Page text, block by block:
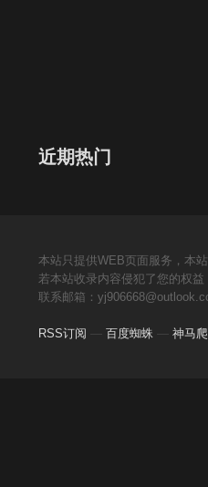
近期热门
本站只提供WEB页面服务，本
若本站收录内容侵犯了您的权益
联系邮箱：
RSS订阅 — 百度蜘蛛 — 神马